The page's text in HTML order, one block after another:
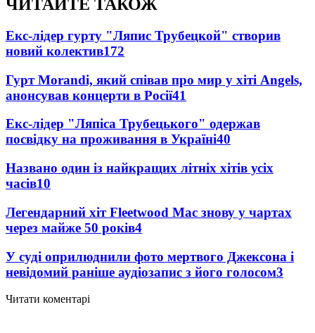
ЧИТАЙТЕ ТАКОЖ
Екс-лідер гурту "Ляпис Трубецкой" створив
новий колектив172
Гурт Morandi, який співав про мир у хіті Angels,
анонсував концерти в Росії41
Екс-лідер "Ляпіса Трубецького" одержав
посвідку на проживання в Україні40
Названо один із найкращих літніх хітів усіх
часів10
Легендарний хіт Fleetwood Mac знову у чартах
через майже 50 років4
У суді оприлюднили фото мертвого Джексона і
невідомий раніше аудіозапис з його голосом3
Читати коментарі